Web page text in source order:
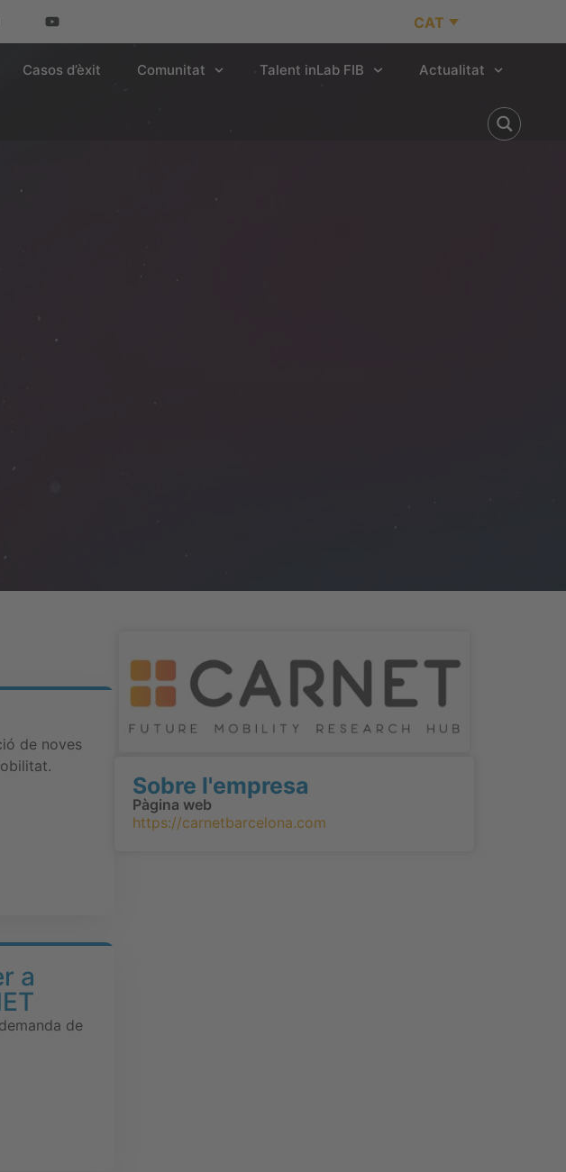
CAT
Casos d’èxit Comunitat Talent inLab FIB Actualitat
de noves
a
de
Sobre l'empresa
Pàgina web
https://carnetbarcelona.com